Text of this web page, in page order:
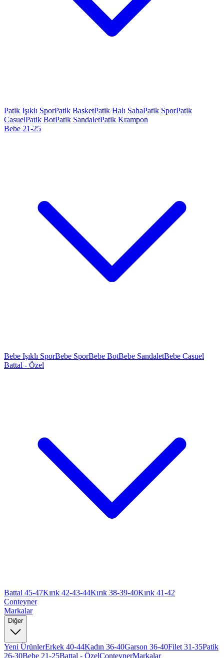
Patik Işıklı SporPatik BasketPatik Halı SahaPatik SporPatik
CasuelPatik BotPatik SandaletPatik Krampon
Bebe 21-25
Bebe Işıklı SporBebe SporBebe BotBebe SandaletBebe Casuel
Battal - Özel
Battal 45-47Kırık 42-43-44Kırık 38-39-40Kırık 41-42
Conteyner
Markalar
Diğer
Yeni ÜrünlerErkek 40-44Kadın 36-40Garson 36-40Filet 31-35Patik
26-30Bebe 21-25Battal - ÖzelConteynerMarkalar